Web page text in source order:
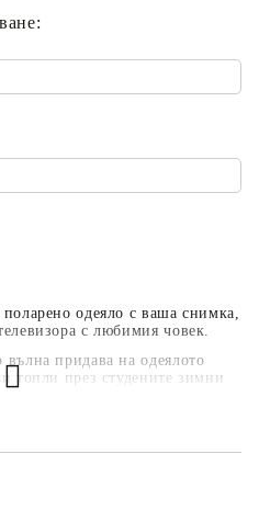
одеяло с ваша снимка,
с любимия човек.
придава на одеялото
топли през студените зимни